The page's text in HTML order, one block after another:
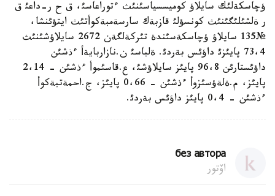
ؤچاسكةلئك سايلاؤ كوميسسياسئنئث ءتوراعاسئ، ق ح ر-داعئ ق
ر ةلشئلئگئنئث كونسؤلئ قازبةك سارسةمبةكوأتئث ايتؤئنشا،
№135 سايلاؤ ؤچاسكةسئندة تئركةلگةن 2672 سايلاؤشئنئث
73،4 پايئزئ داؤئس بةردئ. ةلباسئ ن.نازاربايةأ ءذشئن
داؤئستارئن 96،8 پايئز سايلاؤشئ، ع.قاسئموأ ءذشئن - 2،14
پايئز، م.ةلةؤسئزوأ ءذشئن - 0،66 پايئز، ج.احمةتبةكوأ
ءذشئن - 0،4 پايئز داؤئس بةردئ.
без автора
اۆتور